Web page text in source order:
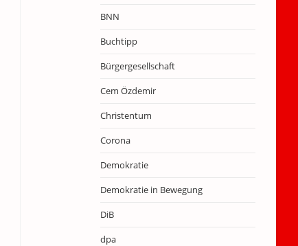
BNN
Buchtipp
Bürgergesellschaft
Cem Özdemir
Christentum
Corona
Demokratie
Demokratie in Bewegung
DiB
dpa